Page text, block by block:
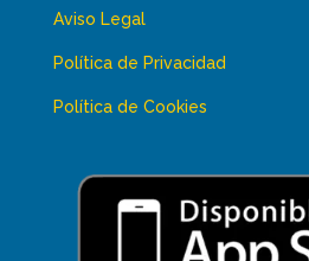
Aviso Legal
Política de Privacidad
Política de Cookies